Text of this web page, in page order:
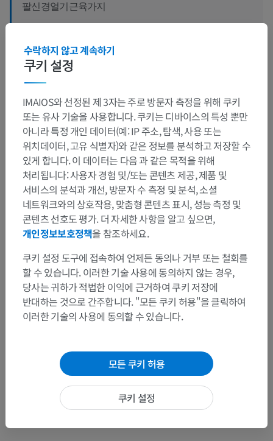
팔신경얼기근육가지
인체 신경 해부학
번역
문제를 발견하셨나요?
수정이나, 번역 또는 콘텐츠 개선에 제안이 있으면 언제든
연락 주세요.
문제 보고
앱 다운로드
쿠키 설정
수락하지 않고 계속하기
IMAIOS와 선정된 제 3자는 주로 방문자 측정을 위해 쿠키
또는 유사 기술을 사용합니다. 쿠키는 디바이스의 특성 뿐만
아니라 특정 개인 데이터(예: IP 주소, 탐색, 사용 또는
위치데이터, 고유 식별자)와 같은 정보를 분석하고 저장할 수
있게 합니다. 이 데이터는 다음 과 같은 목적을 위해
처리됩니다: 사용자 경험 및/또는 콘텐츠 제공, 제품 및
서비스의 분석과 개선, 방문자 수 측정 및 분석, 소셜
네트워크와의 상호작용, 맞춤형 콘텐츠 표시, 성능 측정 및
콘텐츠 선호도 평가. 더 자세한 사항을 알고 싶으면,
개인정보보호정책을 참조하세요.
쿠키 설정 도구에 접속하여 언제든 동의나 거부 또는 철회를
할 수 있습니다. 이러한 기술 사용에 동의하지 않는 경우,
당사는 귀하가 적법한 이익에 근거하여 쿠키 저장에
반대하는 것으로 간주합니다. "모든 쿠키 허용"을 클릭하여
이러한 기술의 사용에 동의할 수 있습니다.
모든 쿠키 허용
쿠키 설정